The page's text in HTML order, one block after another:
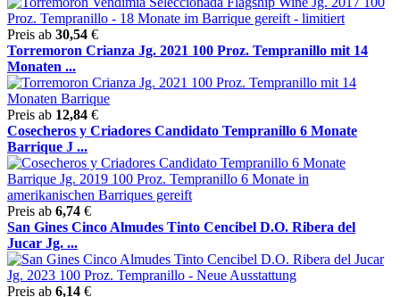
Preis ab 30,54 €
Torremoron Crianza Jg. 2021 100 Proz. Tempranillo mit 14
Monaten ...
Preis ab 12,84 €
Cosecheros y Criadores Candidato Tempranillo 6 Monate
Barrique J ...
Preis ab 6,74 €
San Gines Cinco Almudes Tinto Cencibel D.O. Ribera del
Jucar Jg. ...
Preis ab 6,14 €